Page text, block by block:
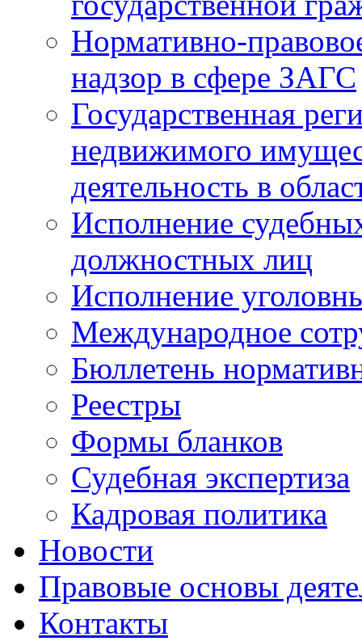
Нормативно-
надзор в сфере ЗАГС
Государственная
недвижимого
деятельность в
Исполнение
должностных лиц
Исполнение
Международное
Бюллетень
Реестры
Формы бланков
Судебная экспертиза
Кадровая политика
Новости
Правовые основы
Контакты